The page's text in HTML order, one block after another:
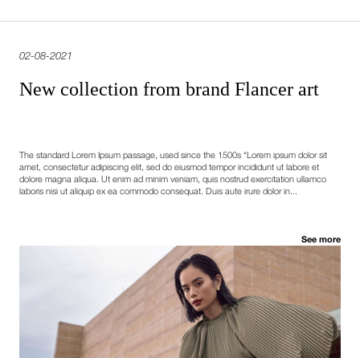
02-08-2021
New collection from brand Flancer art
The standard Lorem Ipsum passage, used since the 1500s “Lorem ipsum dolor sit
amet, consectetur adipiscing elit, sed do eiusmod tempor incididunt ut labore et
dolore magna aliqua. Ut enim ad minim veniam, quis nostrud exercitation ullamco
laboris nisi ut aliquip ex ea commodo consequat. Duis aute irure dolor in...
See more